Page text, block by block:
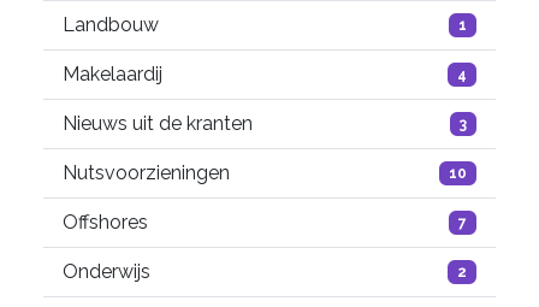
Landbouw 1
Makelaardij 4
Nieuws uit de kranten 3
Nutsvoorzieningen 10
Offshores 7
Onderwijs 2